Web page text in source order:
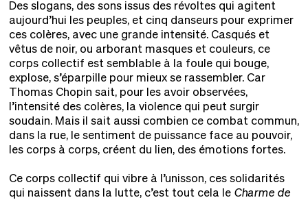
Des slogans, des sons issus des révoltes qui agitent
aujourd’hui les peuples, et cinq danseurs pour exprimer
ces colères, avec une grande intensité. Casqués et
vêtus de noir, ou arborant masques et couleurs, ce
corps collectif est semblable à la foule qui bouge,
explose, s’éparpille pour mieux se rassembler. Car
Thomas Chopin sait, pour les avoir observées,
l’intensité des colères, la violence qui peut surgir
soudain. Mais il sait aussi combien ce combat commun,
dans la rue, le sentiment de puissance face au pouvoir,
les corps à corps, créent du lien, des émotions fortes.
Ce corps collectif qui vibre à l’unisson, ces solidarités
qui naissent dans la lutte, c’est tout cela le Charme de